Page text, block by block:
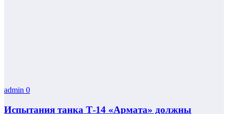
admin 0
Испытания танка Т-14 «Армата» должны